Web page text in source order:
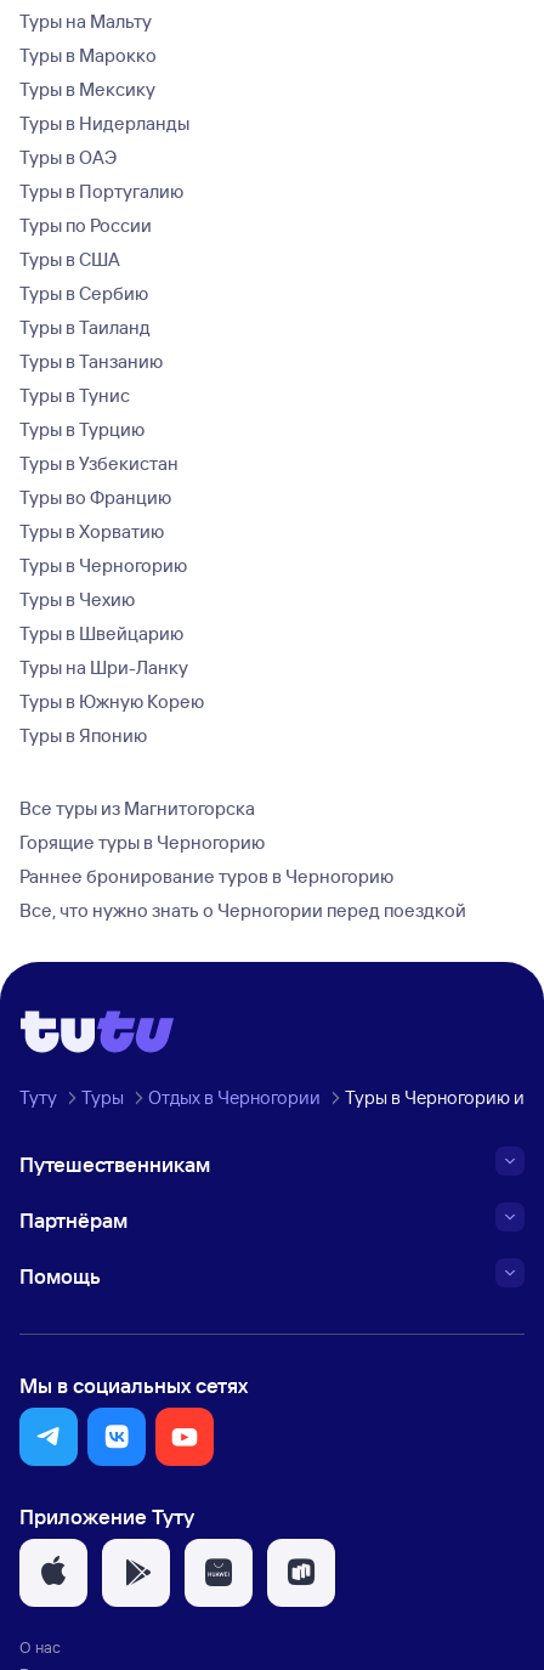
Туры на Мальту
Туры в Марокко
Туры в Мексику
Туры в Нидерланды
Туры в ОАЭ
Туры в Португалию
Туры по России
Туры в США
Туры в Сербию
Туры в Таиланд
Туры в Танзанию
Туры в Тунис
Туры в Турцию
Туры в Узбекистан
Туры во Францию
Туры в Хорватию
Туры в Черногорию
Туры в Чехию
Туры в Швейцарию
Туры на Шри-Ланку
Туры в Южную Корею
Туры в Японию
Все туры из Магнитогорска
Горящие туры в Черногорию
Раннее бронирование туров в Черногорию
Все, что нужно знать о Черногории перед поездкой
Туту Туры Отдых в Черногории Туры в Черногорию из
Путешественникам
Партнёрам
Помощь
Мы в социальных сетях
Приложение Туту
О нас